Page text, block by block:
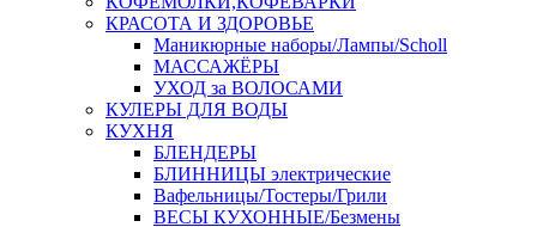
КРАСОТА И ЗДОРОВЬЕ
Маникюрные наборы/Лампы/Scholl
МАССАЖЁРЫ
УХОД за ВОЛОСАМИ
КУЛЕРЫ ДЛЯ ВОДЫ
КУХНЯ
БЛЕНДЕРЫ
БЛИННИЦЫ электрические
Вафельницы/Тостеры/Грили
ВЕСЫ КУХОННЫЕ/Безмены